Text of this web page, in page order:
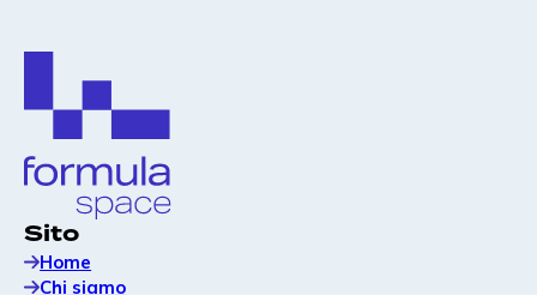
CableGuard®
Guaina protettiva per cavi con marcatura forense
integrata per scoraggiare i furti e garantire il corretto
funzionamento dei caricabatterie.
Sito
Home
Chi siamo